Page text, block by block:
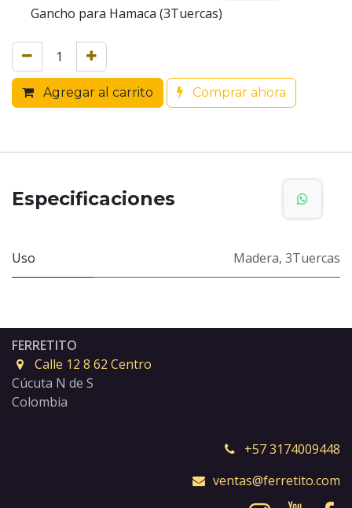
Gancho para Hamaca (3Tuercas)
Agregar al carrito Comprar ahora
Especificaciones
Uso Madera, 3Tuercas
FERRETITO
Calle 12 8 62 Centro
Cúcuta N de S
Colombia
+57 3174009448
ventas@ferretito.com